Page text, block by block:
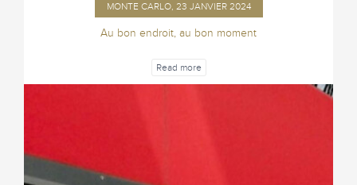
MONTE CARLO, 23 JANVIER 2024
Au bon endroit, au bon moment
Read more